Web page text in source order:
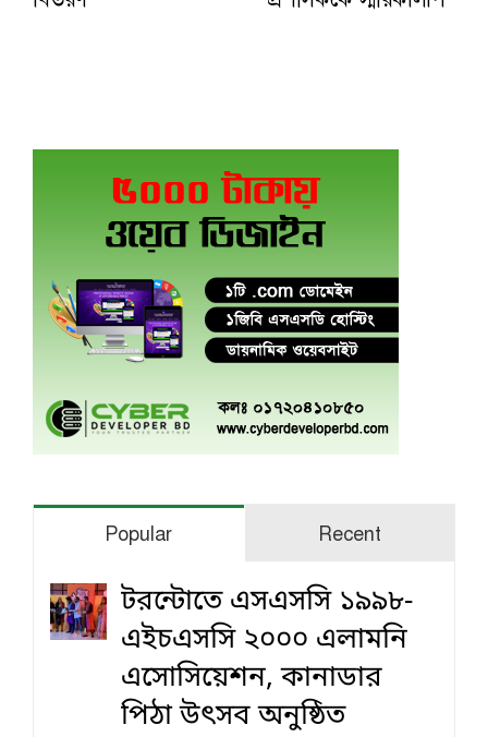
Popular Recent
টরন্টোতে এসএসসি ১৯৯৮-
এইচএসসি ২০০০ এলামনি
এসোসিয়েশন, কানাডার
পিঠা উৎসব অনুষ্ঠিত